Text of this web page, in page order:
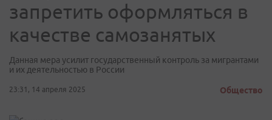
запретить оформляться в
качестве самозанятых
Данная мера усилит государственный контроль за мигрантами
и их деятельностью в России
23:31, 14 апреля 2025 Общество